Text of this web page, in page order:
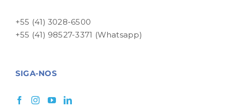
+55 (41) 3028-6500
+55 (41) 98527-3371 (Whatsapp)
SIGA-NOS